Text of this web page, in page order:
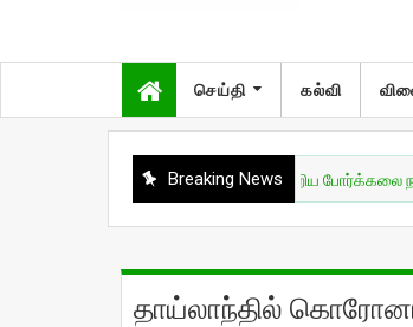
செய்தி கல்வி
Breaking News
🔥 உலகை மாற்றிய போர்க்கலை நாயகன் –
தாய்லாந்தில்